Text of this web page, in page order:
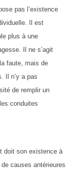
pas l’existence
Il est
plus à une
Il ne s’agit
faute, mais de
Il n’y a pas
de remplir un
conduites
doit son existence à
causes antérieures